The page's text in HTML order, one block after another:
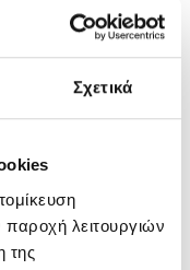
Σχετικά
παροχή λειτουργιών
της